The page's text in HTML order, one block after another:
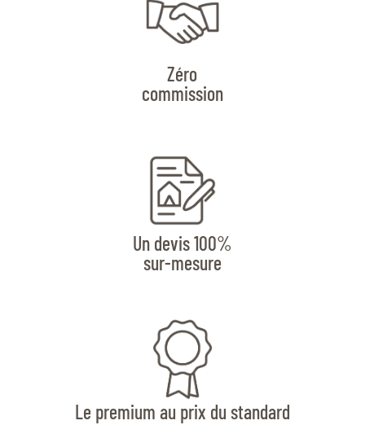
Zéro
commission
Un devis 100%
sur-mesure
Le premium au prix du standard